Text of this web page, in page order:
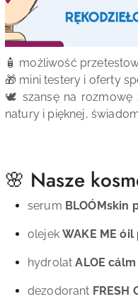
🧴 możliwość
🎁 mini testery i oferty
🕊️ szansę na rozmowę
natury i pięknej,
🌸 Nasze
serum BLOÓMskin
olejekWAKE ME
hydrolatALOE
dezodorant FRESH